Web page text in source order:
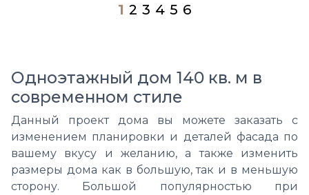
1 2 3 4 5 6
Одноэтажный дом 140 кв. м в
современном стиле
Данный проект дома вы можете заказать с
изменением планировки и деталей фасада по
вашему вкусу и желанию, а также изменить
размеры дома как в большую, так и в меньшую
сторону. Большой популярностью при